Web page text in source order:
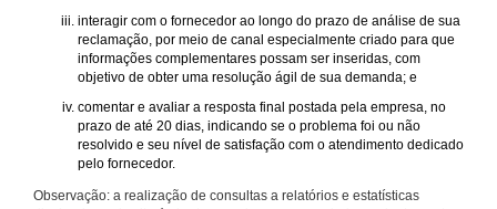
interagir com o fornecedor ao longo do prazo de análise de sua
reclamação, por meio de canal especialmente criado para que
informações complementares possam ser inseridas, com
objetivo de obter uma resolução ágil de sua demanda; e
comentar e avaliar a resposta final postada pela empresa, no
prazo de até 20 dias, indicando se o problema foi ou não
resolvido e seu nível de satisfação com o atendimento dedicado
pelo fornecedor.
Observação: a realização de consultas a relatórios e estatísticas